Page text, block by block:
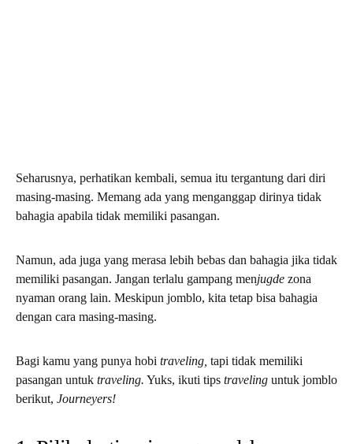
Seharusnya, perhatikan kembali, semua itu tergantung dari diri
masing-masing. Memang ada yang menganggap dirinya tidak
bahagia apabila tidak memiliki pasangan.
Namun, ada juga yang merasa lebih bebas dan bahagia jika tidak
memiliki pasangan. Jangan terlalu gampang menjugde zona
nyaman orang lain. Meskipun jomblo, kita tetap bisa bahagia
dengan cara masing-masing.
Bagi kamu yang punya hobi traveling, tapi tidak memiliki
pasangan untuk traveling. Yuks, ikuti tips traveling untuk jomblo
berikut, Journeyers!